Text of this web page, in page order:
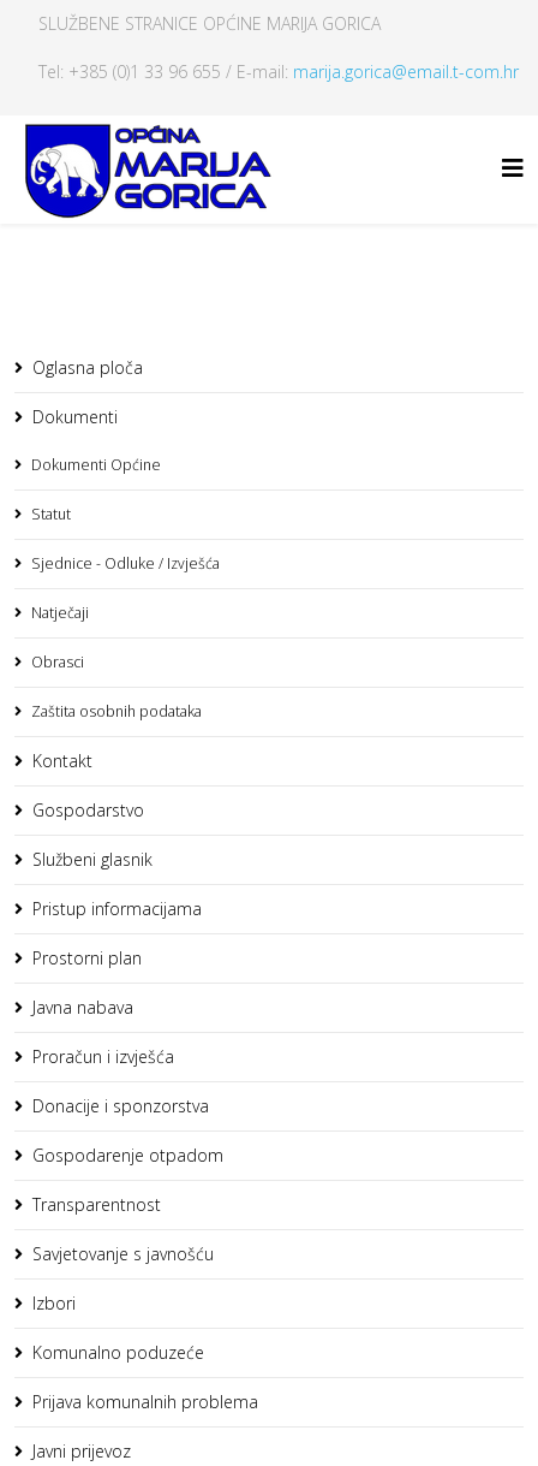
SLUŽBENE STRANICE OPĆINE MARIJA GORICA
Tel: +385 (0)1 33 96 655 / E-mail: marija.gorica@email.t-com.hr
Oglasna ploča
Dokumenti
Dokumenti Općine
Statut
Sjednice - Odluke / Izvješća
Natječaji
Obrasci
Zaštita osobnih podataka
Kontakt
Gospodarstvo
Službeni glasnik
Pristup informacijama
Prostorni plan
Javna nabava
Proračun i izvješća
Donacije i sponzorstva
Gospodarenje otpadom
Transparentnost
Savjetovanje s javnošću
Izbori
Komunalno poduzeće
Prijava komunalnih problema
Javni prijevoz